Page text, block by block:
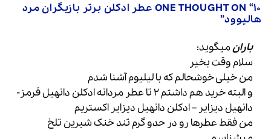
ONE THOUGHT ON “ ۱۰ عطر ادکلن برتر بازیگران مرد
هالیوود”
بارانمیگوید:
سلام وقت بخیر
من خیلی خوشحالم که با لیلیوم آشنا شدم
و البته خرید هم داشتم 2 تا عطر مردانه ادکلن دانهیل قرمز-
دانهیل دیزایر – ادکلن دانهیل دیزایر اکستریم
من فقط عطرها رو در حدو گرم تند خنک شیرین تلخ